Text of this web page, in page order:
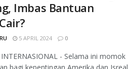
Imbas Bantuan
5 APRIL 2024 0
INTERNASIONAL - Selama ini momok